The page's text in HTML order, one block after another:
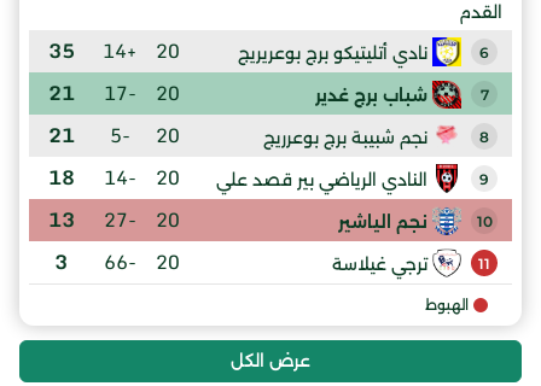
القدم
6 نادي أتليتيكو برج بوعريريج 20
+14
35
7 شباب برج غدير 20
-17
21
8 نجم شبيبة برج بوعرريج 20
-5
21
9 النادي الرياضي بير قصد علي 20
-14
18
10 نجم الياشير 20
-27
13
11 ترجي غيلاسة 20
-66
3
الهبوط
عرض الكل